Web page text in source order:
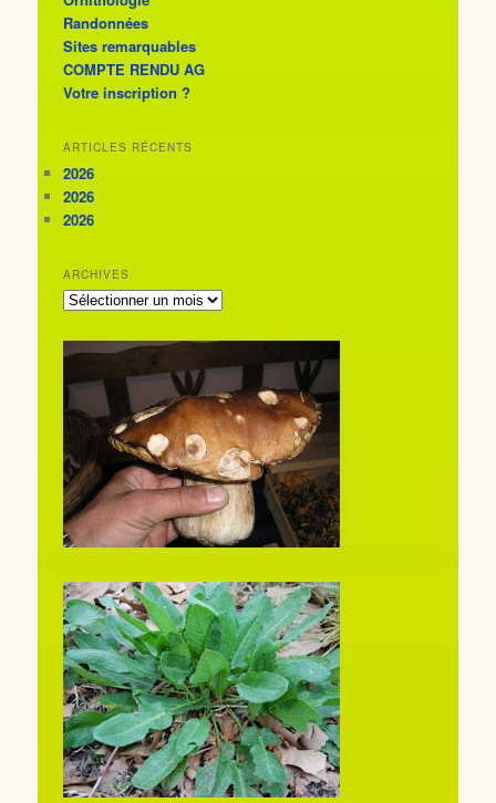
Randonnées
Sites remarquables
COMPTE RENDU AG
Votre inscription ?
ARTICLES RÉCENTS
2026
2026
2026
ARCHIVES
ARCHIVES